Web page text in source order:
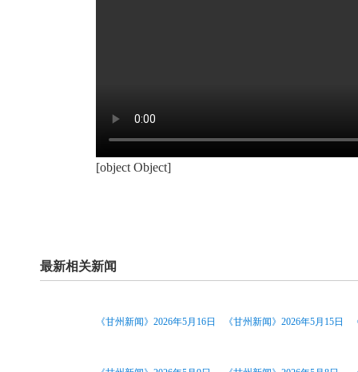
[object Object]
最新相关新闻
《甘州新闻》2026年5月16日 《甘州新闻》2026年5月15日